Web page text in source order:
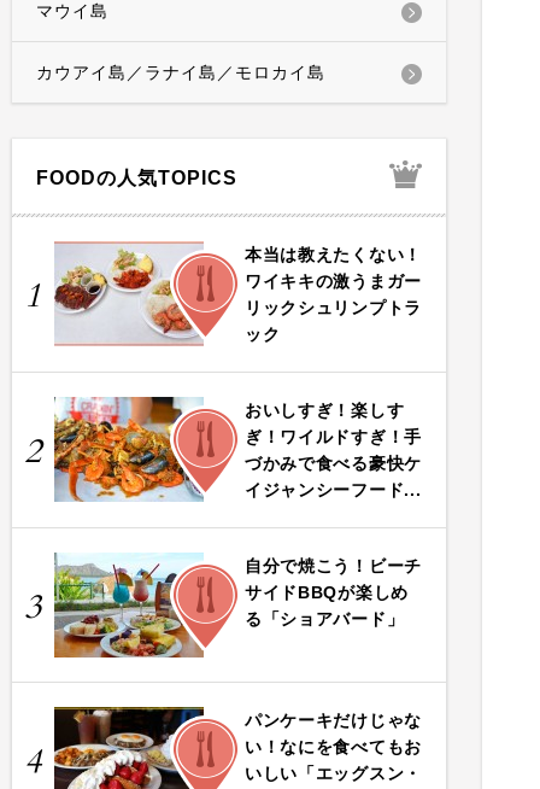
マウイ島
カウアイ島／ラナイ島／モロカイ島
FOODの人気TOPICS
1
FOOD
本当は教えたくない！
ワイキキの激うまガー
リックシュリンプトラ
ック
2
FOOD
おいしすぎ！楽しす
ぎ！ワイルドすぎ！手
づかみで食べる豪快ケ
イジャンシーフード...
3
FOOD
自分で焼こう！ビーチ
サイドBBQが楽しめ
る「ショアバード」
4
FOOD
パンケーキだけじゃな
い！なにを食べてもお
いしい「エッグスン・